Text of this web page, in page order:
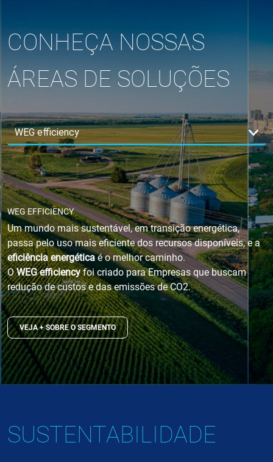
CONHEÇA NOSSAS
ÁREAS DE SOLUÇÕES
WEG EFFICIENCY
Um mundo mais sustentável, em transição energética,
passa pelo uso mais eficiente dos recursos disponíveis, e a
eficiência energéticaé o melhor caminho.
OWEG efficiencyfoi criado para Empresas que buscam
redução de custos e das emissões de CO2.
VEJA + SOBRE O SEGMENTO
SUSTENTABILIDADE